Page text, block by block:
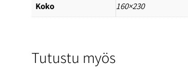
Koko
160×230
Tutustu myös